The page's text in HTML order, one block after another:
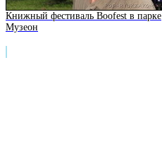
Книжный фестиваль Boofest в парке
Музеон